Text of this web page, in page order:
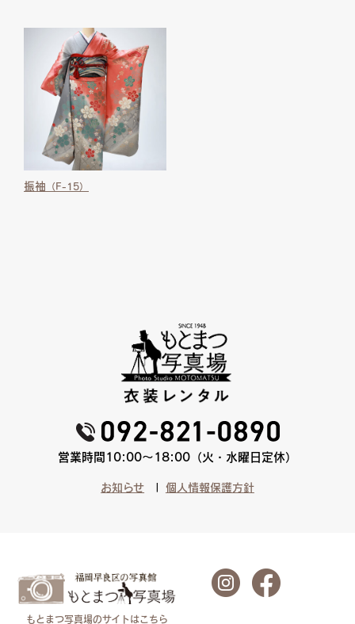
振袖 （F-15）
営業時間10:00〜18:00（火・水曜日定休）
お知らせ 個人情報保護方針
もとまつ写真場のサイトはこちら